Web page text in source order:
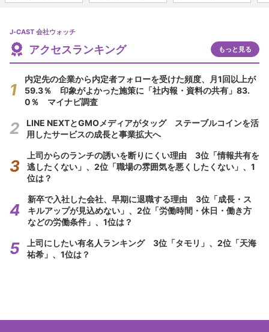
J-CAST 会社ウォッチ
アクセスランキング もっと見る
内定先の企業から内定者フォローを受けた頻度、月1回以上が
59.3％ 印象がよかった施策に「社内報・資料の共有」83.
0％ マイナビ調査
LINE NEXTとGMOメディアがタッグ ステーブルコインを活
用したサービスの成長と事業拡大へ
上司からのランチの誘いを断りにくい理由 3位「情報共有を
逃したくない」、2位「職場の雰囲気を悪くしたくない」、1
位は？
新卒で入社した会社、早期に退職する理由 3位「成長・ス
キルアップが見込めない」、2位「労働時間・休日・働き方
などの労働条件」、1位は？
上司にしたい有名人ランキング 3位「タモリ」、2位「天海
祐希」、1位は？